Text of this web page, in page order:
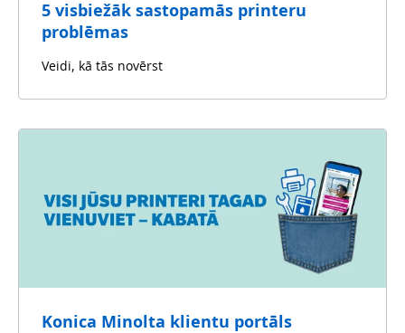
5 visbiežāk sastopamās printeru
problēmas
Veidi, kā tās novērst
Konica Minolta klientu portāls